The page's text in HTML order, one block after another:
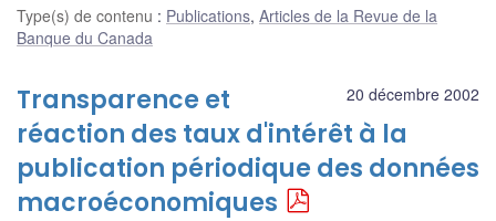
Type(s) de contenu : Publications, Articles de la Revue de la
Banque du Canada
20 décembre 2002
Transparence et
réaction des taux d'intérêt à la
publication périodique des données
macroéconomiques